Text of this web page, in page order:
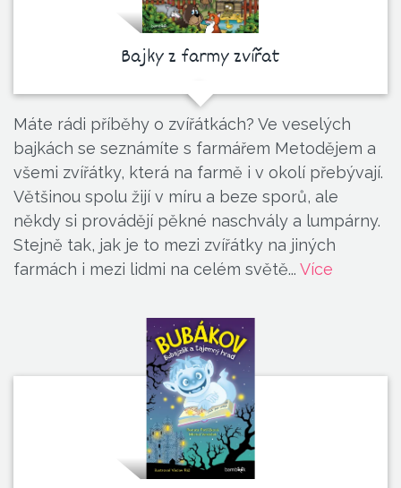
Bajky z farmy zvířat
Máte rádi příběhy o zvířátkách? Ve veselých
bajkách se seznámíte s farmářem Metodějem a
všemi zvířátky, která na farmě i v okolí přebývají.
Většinou spolu žijí v míru a beze sporů, ale
někdy si provádějí pěkné naschvály a lumpárny.
Stejně tak, jak je to mezi zvířátky na jiných
farmách i mezi lidmi na celém světě... Více